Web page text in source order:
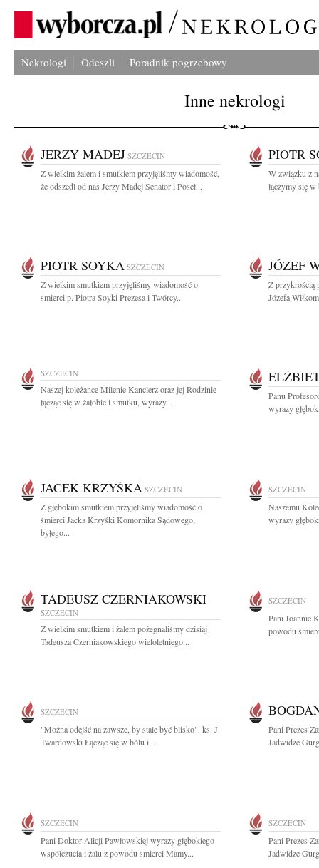
Nekrologi Odeszli Poradnik pogrzebowy
Inne nekrologi
JERZY MADEJ SZCZECIN
Z wielkim żalem i smutkiem przyjęliśmy wiadomość,
że odszedł od nas Jerzy Madej Senator i Poseł...
PIOTR
W związku z
łączymy się
PIOTR SOYKA SZCZECIN
Z wielkim smutkiem przyjęliśmy wiadomość o
śmierci p. Piotra Soyki Prezesa i Twórcy...
JÓZEF
Z przykrością
Józefa
SZCZECIN
Naszej koleżance Milenie Kanclerz oraz jej Rodzinie
łącząc się w żałobie i smutku, wyrazy...
Panu
wyrazy
JACEK KRZYŚKA SZCZECIN
Z głębokim smutkiem przyjęliśmy wiadomość o
śmierci Jacka Krzyśki Komornika Sądowego,
byłego...
SZCZECIN
Naszemu
wyrazy
TADEUSZ CZERNIAKOWSKI
SZCZECIN
Z wielkim smutkiem i żalem pożegnaliśmy dzisiaj
Tadeusza Czerniakowskiego wieloletniego...
SZCZECIN
Pani Joannie
powodu
SZCZECIN
"Można odejść na zawsze, by stale być blisko". ks. J.
Twardowski Łącząc się w bólu i...
Pani Prezes
Jadwidze
SZCZECIN
Pani Doktor Alicji Pawłowskiej wyrazy głębokiego
współczucia i żalu z powodu śmierci Mamy...
SZCZECIN
Pani Prezes
Jadwidze